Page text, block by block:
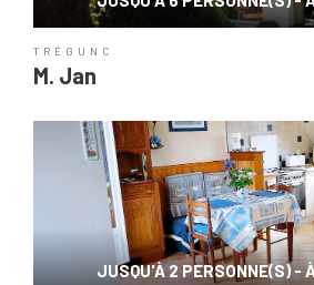
TRÉGUNC
M. Jan
JUSQU'À 2 PERSONNE(S) -